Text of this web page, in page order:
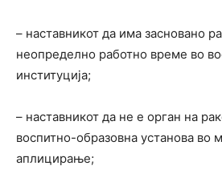
– наставникот да има засновано
неопределно работно време во
институција;
– наставникот да не е орган на
воспитно-образовна установа во
аплицирање;